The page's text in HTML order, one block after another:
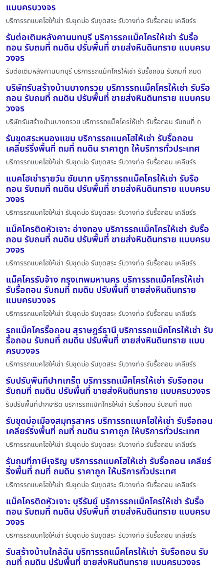
แบบครบวงจร
บริการรถแบคโฮให้เช่า รับขุดบ่อ รับขุดสระ รับวางท่อ รับรื้อถอน เคลียร์ร
รับต่อเติมหลังคานนทบุรี บริการรถแม็คโครให้เช่า รับรื้อ
ถอน รับถมที่ ถมดิน ปรับพื้นที่ ขายส่งหินดินทราย แบบครบ
วงจร
รับต่อเติมหลังคานนทบุรี บริการรถแม็คโครให้เช่า รับรื้อถอน รับถมที่ ถมด
บริษัทรับสร้างบ้านบางกรวย บริการรถแม็คโครให้เช่า รับรื้อ
ถอน รับถมที่ ถมดิน ปรับพื้นที่ ขายส่งหินดินทราย แบบครบ
วงจร
บริษัทรับสร้างบ้านบางกรวย บริการรถแม็คโครให้เช่า รับรื้อถอน รับถมที่ ถ
รับขุดสระหนองแขม บริการรถแบคโฮให้เช่า รับรื้อถอน
เคลียร์ริ่งพื้นที่ ถมที่ ถมดิน ราคาถูก ให้บริการทั่วประเทศ
บริการรถแบคโฮให้เช่า รับขุดบ่อ รับขุดสระ รับวางท่อ รับรื้อถอน เคลียร์ร
แบคโฮเช่ารายวัน ชัยนาท บริการรถแม็คโครให้เช่า รับรื้อ
ถอน รับถมที่ ถมดิน ปรับพื้นที่ ขายส่งหินดินทราย แบบครบ
วงจร
บริการรถแบคโฮให้เช่า รับขุดบ่อ รับขุดสระ รับวางท่อ รับรื้อถอน เคลียร์ร
แม็คโครติดหัวเจาะ อ่างทอง บริการรถแม็คโครให้เช่า รับรื้อ
ถอน รับถมที่ ถมดิน ปรับพื้นที่ ขายส่งหินดินทราย แบบครบ
วงจร
บริการรถแบคโฮให้เช่า รับขุดบ่อ รับขุดสระ รับวางท่อ รับรื้อถอน เคลียร์ร
แม็คโครรับจ้าง กรุงเทพมหานคร บริการรถแม็คโครให้เช่า
รับรื้อถอน รับถมที่ ถมดิน ปรับพื้นที่ ขายส่งหินดินทราย
แบบครบวงจร
บริการรถแบคโฮให้เช่า รับขุดบ่อ รับขุดสระ รับวางท่อ รับรื้อถอน เคลียร์ร
รถแม็คโครรื้อถอน สุราษฎร์ธานี บริการรถแม็คโครให้เช่า รับ
รื้อถอน รับถมที่ ถมดิน ปรับพื้นที่ ขายส่งหินดินทราย แบบ
ครบวงจร
บริการรถแบคโฮให้เช่า รับขุดบ่อ รับขุดสระ รับวางท่อ รับรื้อถอน เคลียร์ร
รับปรับพื้นที่ปากเกร็ด บริการรถแม็คโครให้เช่า รับรื้อถอน
รับถมที่ ถมดิน ปรับพื้นที่ ขายส่งหินดินทราย แบบครบวงจร
รับปรับพื้นที่ปากเกร็ด บริการรถแม็คโครให้เช่า รับรื้อถอน รับถมที่ ถมดิ
รับขุดบ่อเมืองสมุทรสาคร บริการรถแบคโฮให้เช่า รับรื้อถอน
เคลียร์ริ่งพื้นที่ ถมที่ ถมดิน ราคาถูก ให้บริการทั่วประเทศ
บริการรถแบคโฮให้เช่า รับขุดบ่อ รับขุดสระ รับวางท่อ รับรื้อถอน เคลียร์ร
รับถมที่ภาษีเจริญ บริการรถแบคโฮให้เช่า รับรื้อถอน เคลียร์
ริ่งพื้นที่ ถมที่ ถมดิน ราคาถูก ให้บริการทั่วประเทศ
บริการรถแบคโฮให้เช่า รับขุดบ่อ รับขุดสระ รับวางท่อ รับรื้อถอน เคลียร์ร
แม็คโครติดหัวเจาะ บุรีรัมย์ บริการรถแม็คโครให้เช่า รับรื้อ
ถอน รับถมที่ ถมดิน ปรับพื้นที่ ขายส่งหินดินทราย แบบครบ
วงจร
บริการรถแบคโฮให้เช่า รับขุดบ่อ รับขุดสระ รับวางท่อ รับรื้อถอน เคลียร์ร
รับสร้างบ้านใกล้ฉัน บริการรถแม็คโครให้เช่า รับรื้อถอน รับ
ถมที่ ถมดิน ปรับพื้นที่ ขายส่งหินดินทราย แบบครบวงจร